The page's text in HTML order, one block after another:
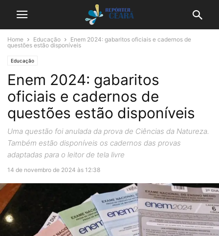
Home Educação
Enem 2024: gabaritos oficiais e cadernos de
questões estão disponíveis
Educação
Enem 2024: gabaritos
oficiais e cadernos de
questões estão disponíveis
Uma questão foi anulada da prova de Ciências da Natureza.
Também estão disponíveis os cadernos das provas
adaptadas para o leitor de tela livre
14 de novembro de 2024 às 12:38